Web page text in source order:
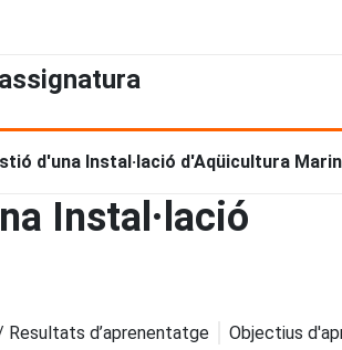
d'una Instal·lació d'Aqüicultura
Instal·lació
d’aprenentatge Objectius